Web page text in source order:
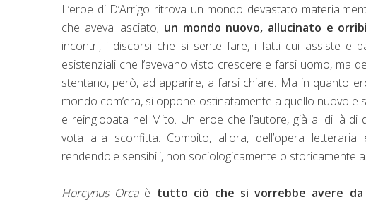
L’eroe di D’Arrigo ritrova un mondo devastato
che aveva lasciato; un mondo nuovo, allucinato e
incontri, i discorsi che si sente fare, i fatti cui assiste e
esistenziali che l’avevano visto crescere e farsi uomo, ma
stentano, però, ad apparire, a farsi chiare. Ma in quanto
mondo com’era, si oppone ostinatamente a quello nuovo
e reinglobata nel Mito. Un eroe che l’autore, già al di là di
vota alla sconfitta. Compito, allora, dell’opera
rendendole sensibili, non sociologicamente o storicamente
Horcynus Orcaè tutto ciò che si vorrebbe avere da